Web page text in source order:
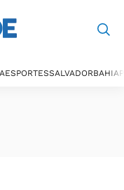
ESPORTESSALVADORBAHIA